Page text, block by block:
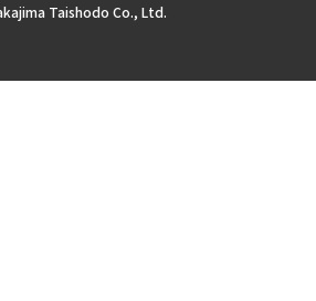
Taishodo Co., Ltd.